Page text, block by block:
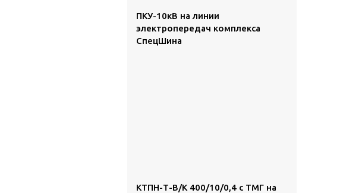
ПКУ-10кВ на линии
электропередач комплекса
СпецШина
КТПН-Т-В/К 400/10/0,4 с ТМГ на